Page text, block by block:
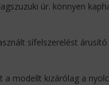
úr. könnyen
sífelszerelést
modellt kizárólag a